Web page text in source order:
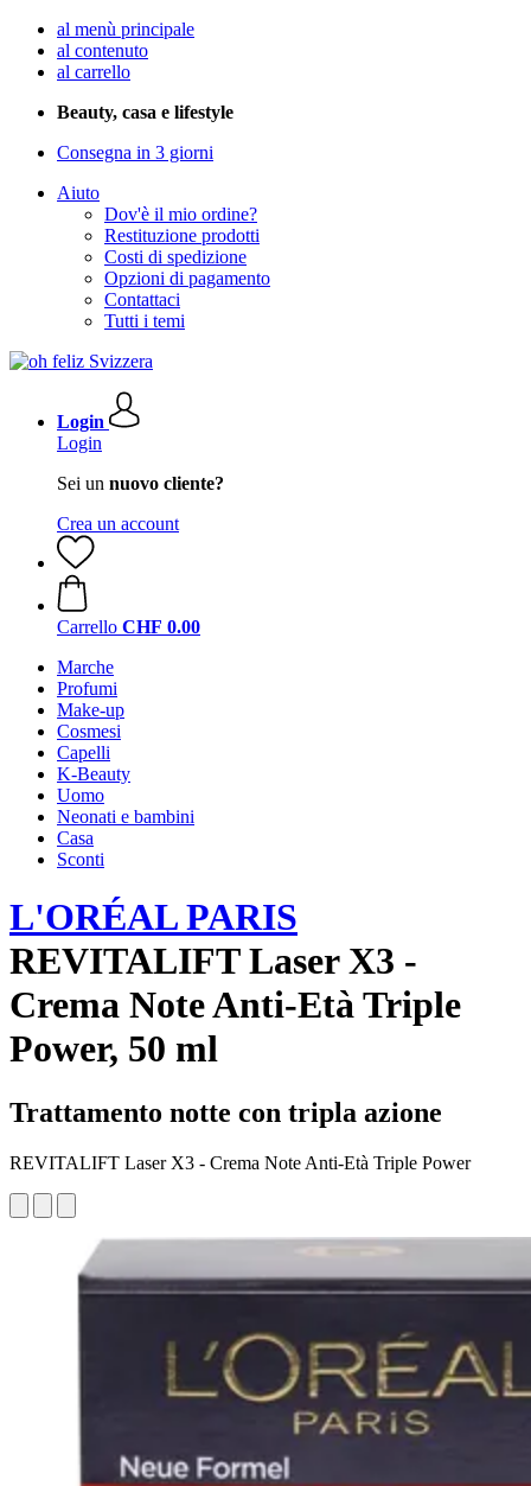
al menù principale
al contenuto
al carrello
Beauty, casa e lifestyle
Consegna in 3 giorni
Aiuto
Dov'è il mio ordine?
Restituzione prodotti
Costi di spedizione
Opzioni di pagamento
Contattaci
Tutti i temi
Login
Login
Sei un nuovo cliente?
Crea un account
Carrello CHF 0.00
Marche
Profumi
Make-up
Cosmesi
Capelli
K-Beauty
Uomo
Neonati e bambini
Casa
Sconti
L'ORÉAL PARIS
REVITALIFT Laser X3 -
Crema Note Anti-Età Triple
Power, 50 ml
Trattamento notte con tripla azione
REVITALIFT Laser X3 - Crema Note Anti-Età Triple Power